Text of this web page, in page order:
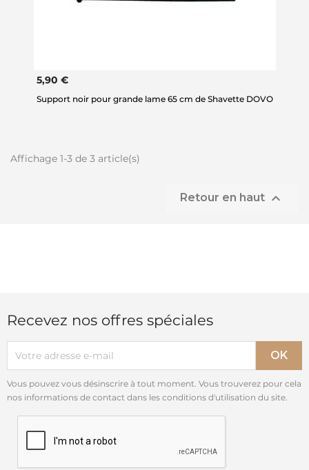
5,90 €
Support noir pour grande lame 65 cm de Shavette DOVO
Affichage 1-3 de 3 article(s)
Retour en haut 
Recevez nos offres spéciales
Vous pouvez vous désinscrire à tout moment. Vous trouverez pour cela
nos informations de contact dans les conditions d'utilisation du site.